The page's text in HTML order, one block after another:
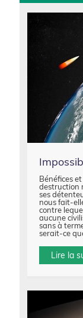
Bénéfices
destruction
ses
nous fait-
contre
aucune
sans à
serait-ce
Lire la